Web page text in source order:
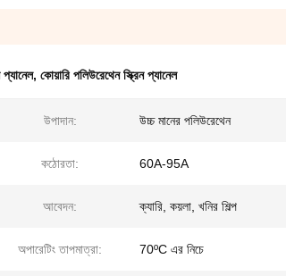
, কোয়ারি পলিউরেথেন স্ক্রিন প্যানেল
উপাদান: উচ্চ মানের পলিউরেথেন
কঠোরতা: 60A-95A
আবেদন: ক্যারি, কয়লা, খনির শিল্প
অপারেটিং তাপমাত্রা: 70ºC এর নিচে